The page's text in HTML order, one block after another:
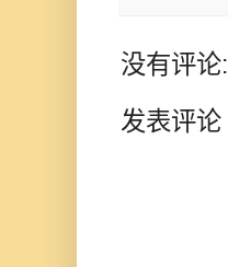
没有评论:
发表评论